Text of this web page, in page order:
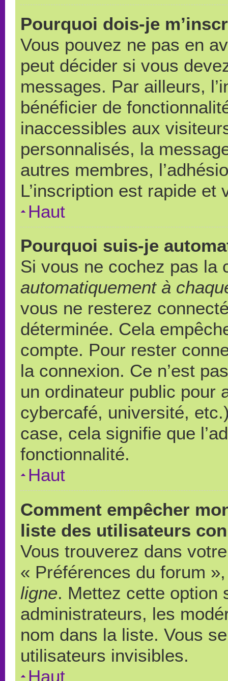
Pourquoi dois-je
Vous pouvez ne pas en
peut décider si vous
messages. Par ailleurs,
bénéficier de
inaccessibles aux
personnalisés, la
autres membres,
L’inscription est rapide et
Haut
Pourquoi suis-je
Si vous ne cochez pas la
automatiquement à
vous ne resterez
déterminée. Cela
compte. Pour rester
la connexion. Ce n’est
un ordinateur public pour
cybercafé, université,
case, cela signifie que
fonctionnalité.
Haut
Comment empêcher
liste des utilisateurs
Vous trouverez dans
« Préférences du forum
ligne. Mettez cette option
administrateurs, les
nom dans la liste. Vous
utilisateurs invisibles.
Haut